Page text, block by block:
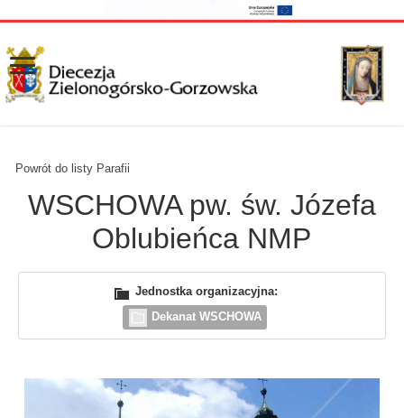
Powrót do listy Parafii
WSCHOWA pw. św. Józefa
Oblubieńca NMP
Jednostka organizacyjna:
Dekanat WSCHOWA